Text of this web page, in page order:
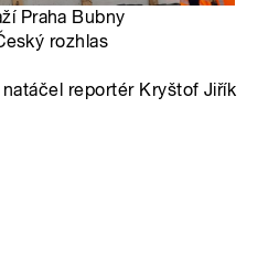
Praha Bubny
rozhlas
reportér Kryštof Jiřík